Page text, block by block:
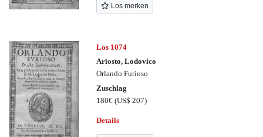
Los merken
Los 1074
Ariosto, Lodovico
Orlando Furioso
Zuschlag
180€(US$ 207)
Details